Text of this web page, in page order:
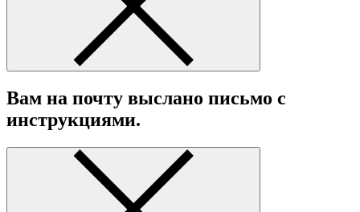
Вам на почту выслано письмо с
инструкциями.